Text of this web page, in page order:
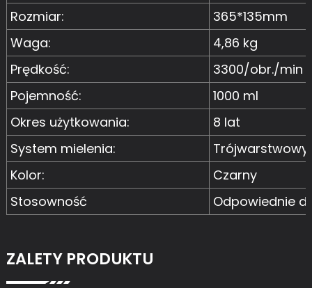
Rozmiar:
365*135mm
Waga:
4,86 kg
Prędkość:
3300/obr./min
Pojemność:
1000 ml
Okres użytkowania:
8 lat
System mielenia:
Trójwarstwowy
Kolor:
Czarny
Stosowność
Odpowiednie
ZALETY PRODUKTU